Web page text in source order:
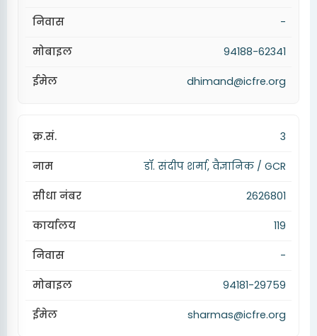
-
94188-62341
dhimand@icfre.org
3
डॉ. संदीप शर्मा, वैज्ञानिक / GCR
2626801
119
-
94181-29759
sharmas@icfre.org